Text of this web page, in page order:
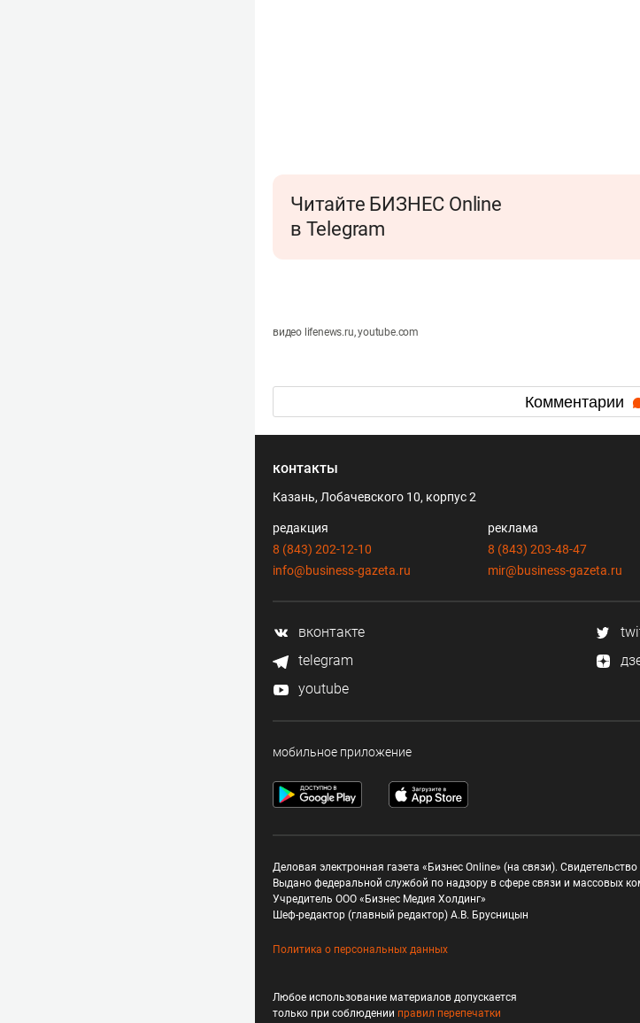
Читайте БИЗНЕС Online
в Telegram
видео lifenews.ru, youtube.com
Комментарии
контакты
Казань, Лобачевского 10, корпус 2
редакция
8 (843) 202-12-10
info@business-gazeta.ru
реклама
8 (843) 203-48-47
mir@business-gazeta.ru
вконтакте
telegram
youtube
мобильное приложение
Деловая электронная газета «Бизнес Online» (на связи).
Выдано федеральной службой по надзору в сфере связи и массовых
Учредитель ООО «Бизнес Медия Холдинг»
Шеф-редактор (главный редактор) А.В. Брусницын
Политика о персональных данных
Любое использование материалов допускается
только при соблюдении правил перепечатки